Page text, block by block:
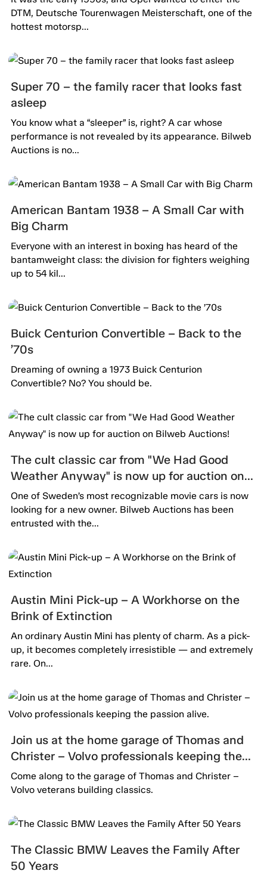
DTM, Deutsche Tourenwagen Meisterschaft, one of the
hottest motorsp...
Super 70 – the family racer that looks fast
asleep
You know what a “sleeper” is, right? A car whose
performance is not revealed by its appearance. Bilweb
Auctions is no...
American Bantam 1938 – A Small Car with
Big Charm
Everyone with an interest in boxing has heard of the
bantamweight class: the division for fighters weighing
up to 54 kil...
Buick Centurion Convertible – Back to the
’70s
Dreaming of owning a 1973 Buick Centurion
Convertible? No? You should be.
The cult classic car from "We Had Good
Weather Anyway" is now up for auction on
Bilweb Auctions!
One of Sweden’s most recognizable movie cars is now
looking for a new owner. Bilweb Auctions has been
entrusted with the...
Austin Mini Pick-up – A Workhorse on the
Brink of Extinction
An ordinary Austin Mini has plenty of charm. As a pick-
up, it becomes completely irresistible — and extremely
rare. On...
Join us at the home garage of Thomas and
Christer – Volvo professionals keeping the
passion alive.
Come along to the garage of Thomas and Christer –
Volvo veterans building classics.
The Classic BMW Leaves the Family After
50 Years